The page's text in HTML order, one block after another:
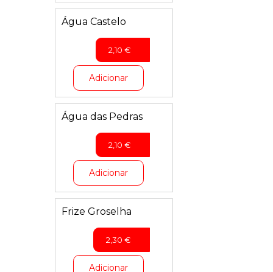
Água Castelo
2,10 €
Adicionar
Água das Pedras
2,10 €
Adicionar
Frize Groselha
2,30 €
Adicionar